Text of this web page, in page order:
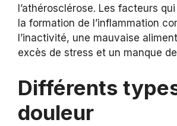
l’athérosclérose. Les facteurs
la formation de l’inflammation
l’inactivité, une mauvaise
excès de stress et un manque
Différents
douleur